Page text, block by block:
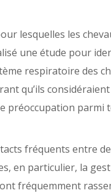
lesquelles les
une étude pour
respiratoire des
qu’ils
préoccupation parmi
fréquents entre
en particulier, la
fréquemment